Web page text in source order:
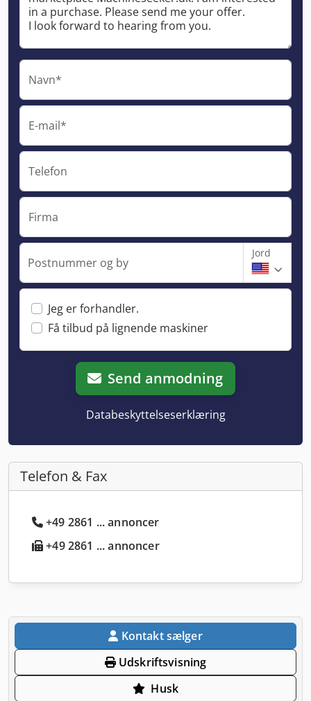
Navn*
E-mail*
Telefon
Firma
Postnummer og by
Jord
Jeg er forhandler.
Få tilbud på lignende maskiner
Send anmodning
Databeskyttelseserklæring
Telefon & Fax
+49 2861 ... annoncer
+49 2861 ... annoncer
Kontakt sælger
Udskriftsvisning
Husk